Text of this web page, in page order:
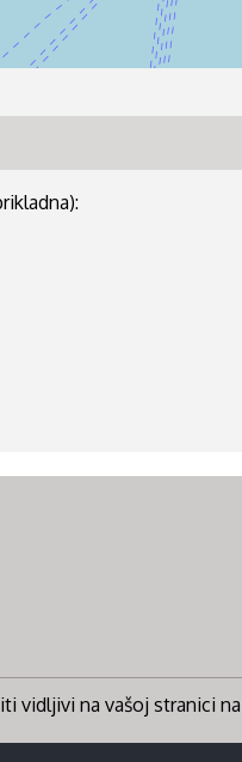
vidljivi na vašoj stranici